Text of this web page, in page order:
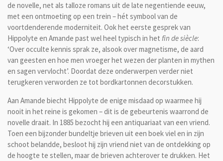
de novelle, net als talloze romans uit de late negentiende eeuw,
met een ontmoeting op een trein – hét symbool van de
voortdenderende moderniteit. Ook het eerste gesprek van
Hippolyte en Amande past wel heel typisch in het fin de siècle:
‘Over occulte kennis sprak ze, alsook over magnetisme, de aard
van geesten en hoe men vroeger het wezen der planten in mythen
en sagen vervlocht’. Doordat deze onderwerpen verder niet
terugkeren verworden ze tot bordkartonnen decorstukken.
Aan Amande biecht Hippolyte de enige misdaad op waarmee hij
nooit in het reine is gekomen – dit is de gebeurtenis waarrond de
novelle draait. In 1885 bezocht hij een antiquariaat van een vriend.
Toen een bijzonder bundeltje brieven uit een boek viel en in zijn
schoot belandde, besloot hij zijn vriend niet van de ontdekking op
de hoogte te stellen, maar de brieven achterover te drukken. Het